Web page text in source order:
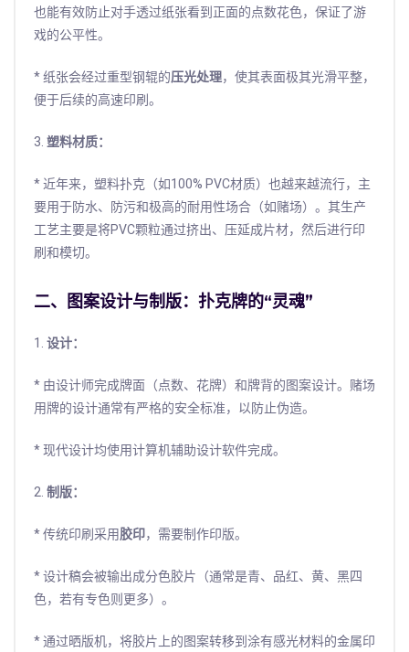
也能有效防止对手透过纸张看到正面的点数花色，保证了游
戏的公平性。
* 纸张会经过重型钢辊的压光处理，使其表面极其光滑平整，
便于后续的高速印刷。
3.塑料材质：
* 近年来，塑料扑克（如100% PVC材质）也越来越流行，主
要用于防水、防污和极高的耐用性场合（如赌场）。其生产
工艺主要是将PVC颗粒通过挤出、压延成片材，然后进行印
刷和模切。
二、图案设计与制版：扑克牌的“灵魂”
1.设计：
* 由设计师完成牌面（点数、花牌）和牌背的图案设计。赌场
用牌的设计通常有严格的安全标准，以防止伪造。
* 现代设计均使用计算机辅助设计软件完成。
2.制版：
* 传统印刷采用胶印，需要制作印版。
* 设计稿会被输出成分色胶片（通常是青、品红、黄、黑四
色，若有专色则更多）。
* 通过晒版机，将胶片上的图案转移到涂有感光材料的金属印